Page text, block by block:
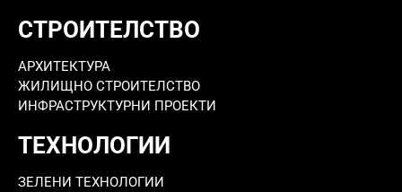
СТРОИТЕЛСТВО
АРХИТЕКТУРА
ЖИЛИЩНО СТРОИТЕЛСТВО
ИНФРАСТРУКТУРНИ ПРОЕКТИ
ТЕХНОЛОГИИ
ЗЕЛЕНИ ТЕХНОЛОГИИ